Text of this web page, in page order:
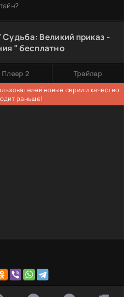
Великий приказ -
" бесплатно
Плеер 2 Трейлер
новые серии и качество
раньше!